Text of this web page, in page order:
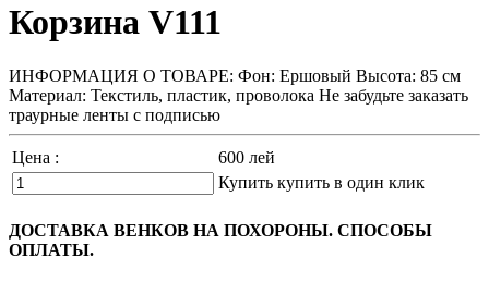
Корзина V111
ИНФОРМАЦИЯ О ТОВАРЕ: Фон: Ершовый Высота: 85 см
Материал: Текстиль, пластик, проволока Не забудьте заказать
траурные ленты с подписью
Цена : 600 лей
Купить купить в один клик
ДОСТАВКА ВЕНКОВ НА ПОХОРОНЫ. СПОСОБЫ
ОПЛАТЫ.